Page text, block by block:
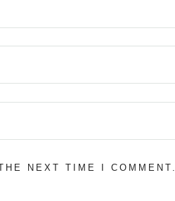
NEXT TIME I COMMENT.